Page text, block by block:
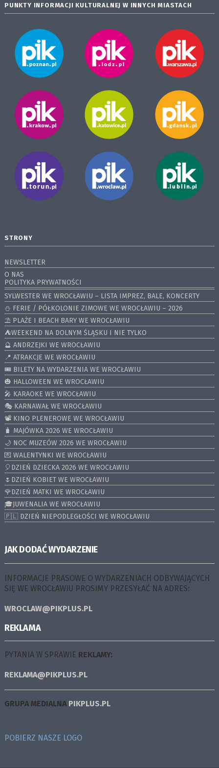
PUNKTY INFORMACJI KULTURALNEJ W INNYCH MIASTACH
STRONY
NEWSLETTER
O NAS
POLITYKA PRYWATNOŚCI
SYLWESTER WE WROCŁAWIU – LISTA IMPREZ, BALE, KONCERTY
⛄️ FERIE / PÓŁKOLONIE ZIMOWE WE WROCŁAWIU – 2026
⛱️ PLAŻE I BEACH BARY WE WROCŁAWIU
⛺️WEEKEND NA DOLNYM ŚLĄSKU I NIE TYLKO
🔮 ANDRZEJKI WE WROCŁAWIU
📍 ATRAKCJE WE WROCŁAWIU
🎟️ BILETY NA WYDARZENIA WE WROCŁAWIU
🎃 HALLOWEEN WE WROCŁAWIU
🎤 KARAOKE WE WROCŁAWIU
🎭 KARNAWAŁ WE WROCŁAWIU
📽️ KINO PLENEROWE WE WROCŁAWIU
🧳 MAJÓWKA 2026 WE WROCŁAWIU
🌙 NOC MUZEÓW 2026 WE WROCŁAWIU
💌 WALENTYNKI WE WROCŁAWIU
🎈DZIEŃ DZIECKA 2026 WE WROCŁAWIU
🌷DZIEŃ KOBIET WE WROCŁAWIU
🌹DZIEŃ MATKI WE WROCŁAWIU
🎓JUWENALIA WE WROCŁAWIU
🇵🇱 DZIEŃ NIEPODLEGŁOŚCI WE WROCŁAWIU
JAK DODAĆ WYDARZENIE
INFORMACJE PRASOWE O WYDARZENIACH ODBYWAJĄCYCH
SIĘ WE WROCŁAWIU PROSIMY PRZESYŁAĆ NA ADRES:
WROCLAW@PIKPLUS.PL
REKLAMA
PYTANIA W SPRAWIE REKLAMY:
REKLAMA@PIKPLUS.PL
GRUPA MEDIALNA PIKPLUS.PL
POBIERZ NASZE LOGO